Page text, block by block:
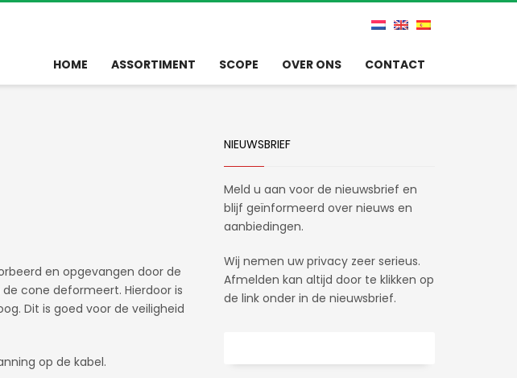
HOME ASSORTIMENT SCOPE OVER ONS CONTACT
en opgevangen door de
cone deformeert. Hierdoor is
Dit is goed voor de veiligheid
op de kabel.
NIEUWSBRIEF
Meld u aan voor de nieuwsbrief en
blijf geïnformeerd over nieuws en
aanbiedingen.
Wij nemen uw privacy zeer serieus.
Afmelden kan altijd door te klikken op
de link onder in de nieuwsbrief.